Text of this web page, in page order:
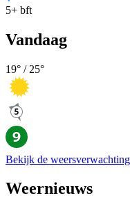
5+ bft
Vandaag
19° / 25°
Bekijk de weersverwachting
Weernieuws